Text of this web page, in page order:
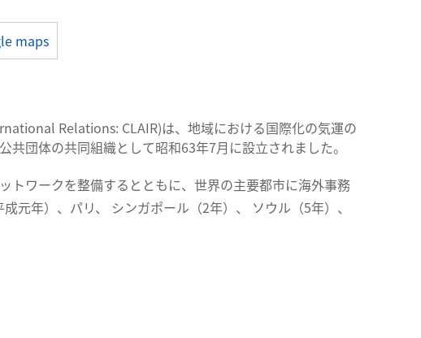
maps
Relations: CLAIR)は、地域における国際化の気運の
団体の共同組織として昭和63年7月に設立されました。
トワークを整備するとともに、世界の主要都市に海外事務
元年）、パリ、 シンガポール（2年）、 ソウル（5年）、